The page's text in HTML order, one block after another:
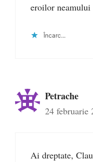
eroilor neamului
Încarc...
Petrache
24 februarie
Ai dreptate,